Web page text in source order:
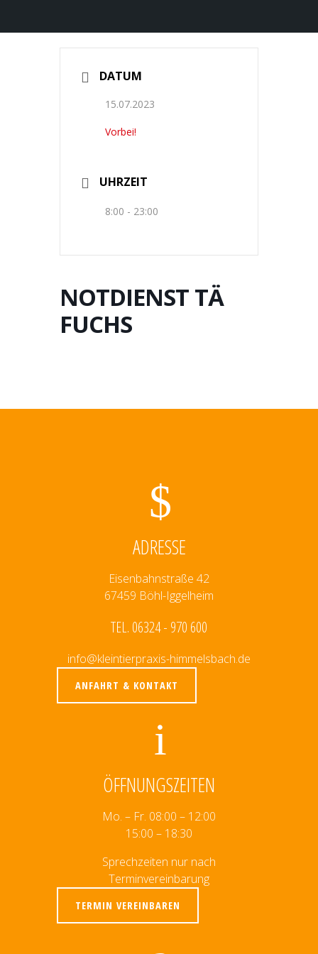
DATUM
15.07.2023
Vorbei!
UHRZEIT
8:00 - 23:00
NOTDIENST TÄ
FUCHS
ADRESSE
Eisenbahnstraße 42
67459 Böhl-Iggelheim
TEL. 06324 - 970 600
info@kleintierpraxis-himmelsbach.de
ANFAHRT & KONTAKT
ÖFFNUNGSZEITEN
Mo. – Fr. 08:00 – 12:00
15:00 – 18:30
Sprechzeiten nur nach
Terminvereinbarung
TERMIN VEREINBAREN